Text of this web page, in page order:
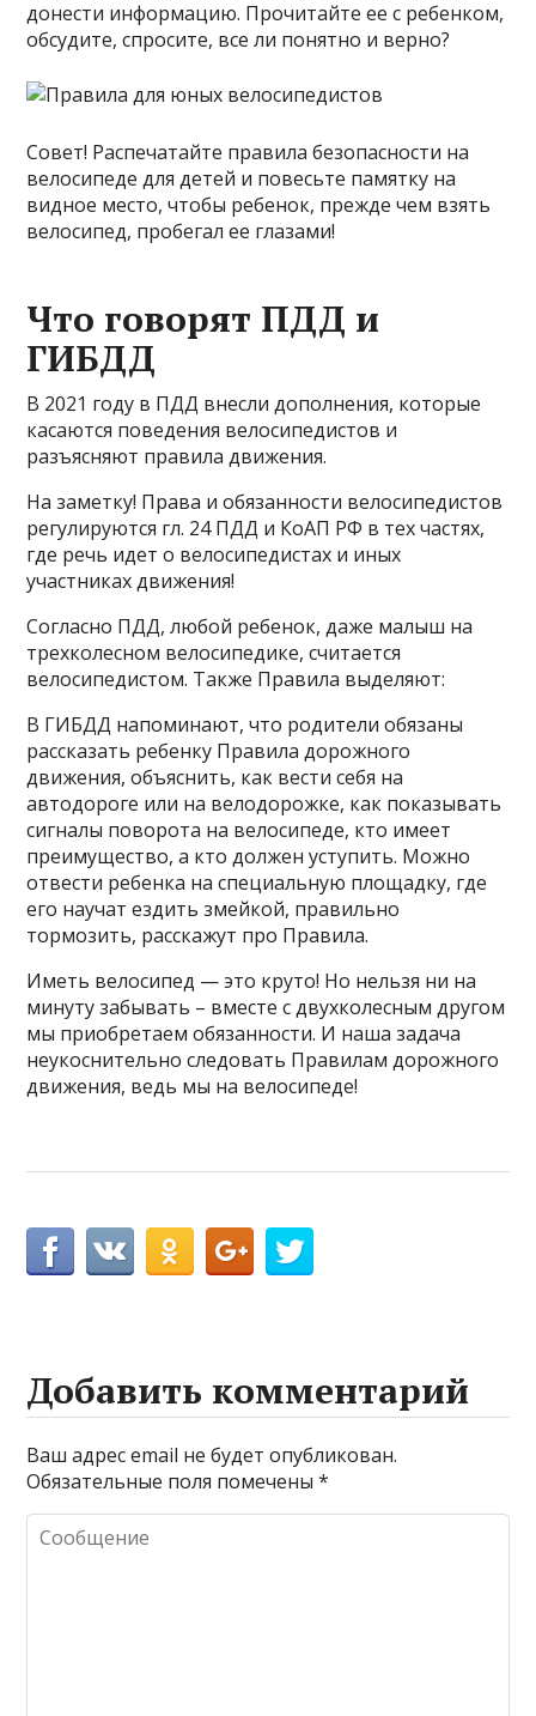
донести информацию. Прочитайте ее с ребенком,
обсудите, спросите, все ли понятно и верно?
Совет! Распечатайте правила безопасности на
велосипеде для детей и повесьте памятку на
видное место, чтобы ребенок, прежде чем взять
велосипед, пробегал ее глазами!
Что говорят ПДД и
ГИБДД
В 2021 году в ПДД внесли дополнения, которые
касаются поведения велосипедистов и
разъясняют правила движения.
На заметку! Права и обязанности велосипедистов
регулируются гл. 24 ПДД и КоАП РФ в тех частях,
где речь идет о велосипедистах и иных
участниках движения!
Согласно ПДД, любой ребенок, даже малыш на
трехколесном велосипедике, считается
велосипедистом. Также Правила выделяют:
В ГИБДД напоминают, что родители обязаны
рассказать ребенку Правила дорожного
движения, объяснить, как вести себя на
автодороге или на велодорожке, как показывать
сигналы поворота на велосипеде, кто имеет
преимущество, а кто должен уступить. Можно
отвести ребенка на специальную площадку, где
его научат ездить змейкой, правильно
тормозить, расскажут про Правила.
Иметь велосипед — это круто! Но нельзя ни на
минуту забывать – вместе с двухколесным другом
мы приобретаем обязанности. И наша задача
неукоснительно следовать Правилам дорожного
движения, ведь мы на велосипеде!
Добавить комментарий
Ваш адрес email не будет опубликован.
Обязательные поля помечены*